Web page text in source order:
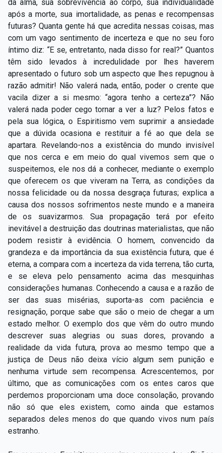
da alma, sua sobrevivência ao corpo, sua individualidade
após a morte, sua imortalidade, as penas e recompensas
futuras? Quanta gente há que acredita nessas coisas, mas
com um vago sentimento de incerteza e que no seu foro
íntimo diz: “E se, entretanto, nada disso for real?” Quantos
têm sido levados à incredulidade por lhes haverem
apresentado o futuro sob um aspecto que lhes repugnou à
razão admitir! Não valerá nada, então, poder o crente que
vacila dizer a si mesmo: “agora tenho a certeza”? Não
valerá nada poder cego tornar a ver a luz? Pelos fatos e
pela sua lógica, o Espiritismo vem suprimir a ansiedade
que a dúvida ocasiona e restituir a fé ao que dela se
apartara. Revelando-nos a existência do mundo invisível
que nos cerca e em meio do qual vivemos sem que o
suspeitemos, ele nos dá a conhecer, mediante o exemplo
que oferecem os que viveram na Terra, as condições da
nossa felicidade ou da nossa desgraça futuras; explica a
causa dos nossos sofrimentos neste mundo e a maneira
de os suavizarmos. Sua propagação terá por efeito
inevitável a destruição das doutrinas materialistas, que não
podem resistir à evidência. O homem, convencido da
grandeza e da importância da sua existência futura, que é
eterna, a compara com a incerteza da vida terrena, tão curta,
e se eleva pelo pensamento acima das mesquinhas
considerações humanas. Conhecendo a causa e a razão de
ser das suas misérias, suporta-as com paciência e
resignação, porque sabe que são o meio de chegar a um
estado melhor. O exemplo dos que vêm do outro mundo
descrever suas alegrias ou suas dores, provando a
realidade da vida futura, prova ao mesmo tempo que a
justiça de Deus não deixa vício algum sem punição e
nenhuma virtude sem recompensa. Acrescentemos, por
último, que as comunicações com os entes caros que
perdemos proporcionam uma doce consolação, provando
não só que eles existem, como ainda que estamos
separados deles menos do que quando vivos num país
estranho.